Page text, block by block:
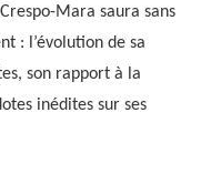
Mara saura sans
: l’évolution de sa
son rapport à la
inédites sur ses